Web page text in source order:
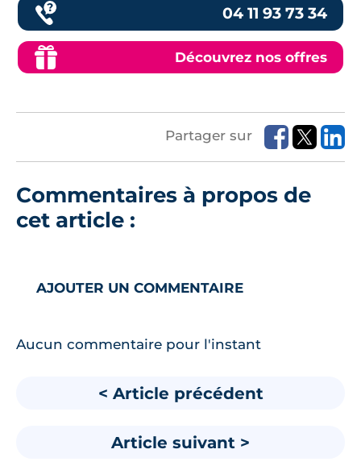
04 11 93 73 34
Découvrez nos offres
Partager sur
Commentaires à propos de
cet article :
AJOUTER UN COMMENTAIRE
Aucun commentaire pour l'instant
< Article précédent
Article suivant >